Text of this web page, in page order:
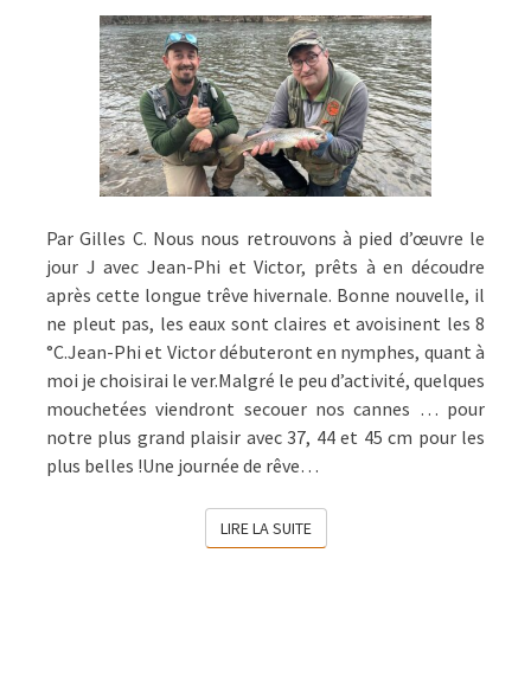
Par Gilles C. Nous nous retrouvons à pied d’œuvre le
jour J avec Jean-Phi et Victor, prêts à en découdre
après cette longue trêve hivernale. Bonne nouvelle, il
ne pleut pas, les eaux sont claires et avoisinent les 8
°C.Jean-Phi et Victor débuteront en nymphes, quant à
moi je choisirai le ver.Malgré le peu d’activité, quelques
mouchetées viendront secouer nos cannes … pour
notre plus grand plaisir avec 37, 44 et 45 cm pour les
plus belles !Une journée de rêve…
LIRE LA SUITELIRE LA SUITE